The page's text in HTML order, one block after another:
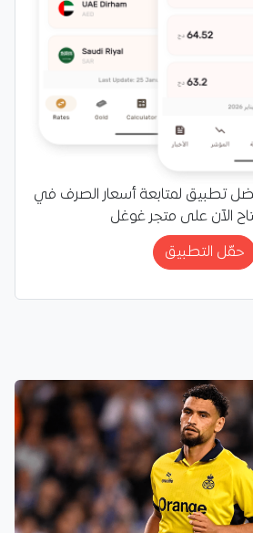
تطبيق لمتابعة أسعار الصرف في
متاح الآن على متجر غوغل
حمّل التطبيق